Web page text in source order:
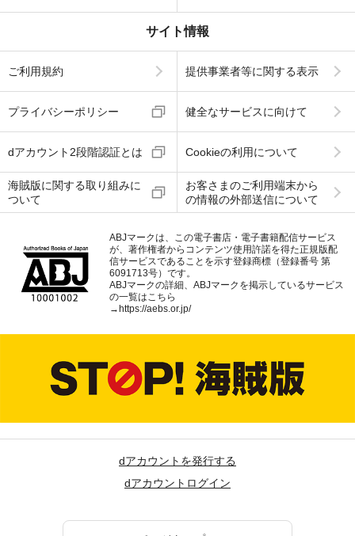
サイト情報
ご利用規約 提供事業者等に関する表示
プライバシーポリシー 健全なサービスに向けて
dアカウント2段階認証とは Cookieの利用について
海賊版に関する取り組みに
ついて
お客さまのご利用端末から
の情報の外部送信について
ABJマークは、この電子書店・電子書籍配信サービス
が、著作権者からコンテンツ使用許諾を得た正規版配
信サービスであることを示す登録商標（登録番号 第
6091713号）です。
ABJマークの詳細、ABJマークを掲示しているサービス
の一覧はこちら
→ https://aebs.or.jp/
dアカウントを発行する
dアカウントログイン